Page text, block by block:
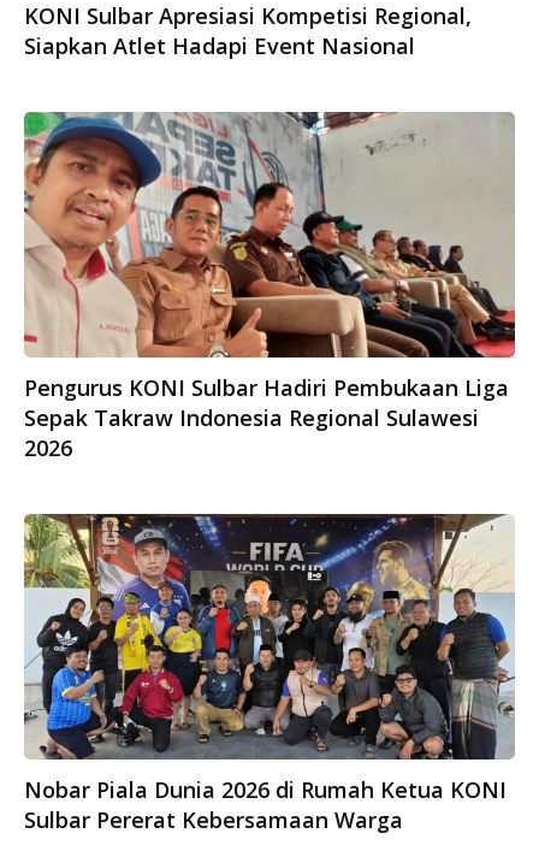
KONI Sulbar Apresiasi Kompetisi Regional,
Siapkan Atlet Hadapi Event Nasional
Pengurus KONI Sulbar Hadiri Pembukaan Liga
Sepak Takraw Indonesia Regional Sulawesi
2026
Nobar Piala Dunia 2026 di Rumah Ketua KONI
Sulbar Pererat Kebersamaan Warga